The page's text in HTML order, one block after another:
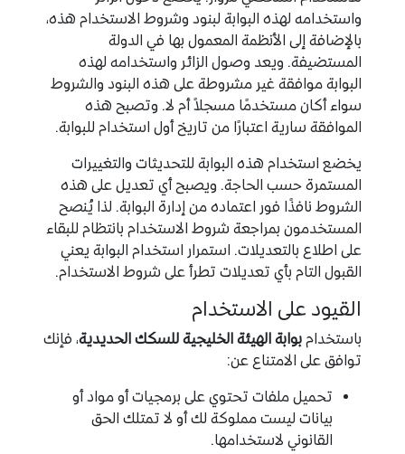
واستخدامه لهذه البوابة لبنود وشروط الاستخدام هذه،
بالإضافة إلى الأنظمة المعمول بها في الدولة
المستضيفة. ويعد وصول الزائر واستخدامه لهذه
البوابة موافقة غير مشروطة على هذه البنود والشروط
سواء أكان مستخدمًا مسجلاً أم لا. وتصبح هذه
الموافقة سارية اعتبارًا من تاريخ أول استخدام للبوابة.
يخضع استخدام هذه البوابة للتحديثات والتغييرات
المستمرة حسب الحاجة. ويصبح أي تعديل على هذه
الشروط نافذًا فور اعتماده من إدارة البوابة. لذا يُنصح
المستخدمون بمراجعة شروط الاستخدام بانتظام للبقاء
على اطلاع بالتعديلات. استمرار استخدام البوابة يعني
القبول التام بأي تعديلات تطرأ على شروط الاستخدام.
القيود على الاستخدام
باستخدام بوابة الهيئة الخليجية للسكك الحديدية، فإنك
توافق على الامتناع عن:
تحميل ملفات تحتوي على برمجيات أو مواد أو
بيانات ليست مملوكة لك أو لا تمتلك الحق
القانوني لاستخدامها.